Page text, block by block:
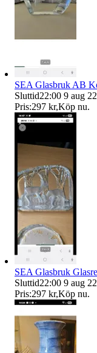
SEA Glasbruk AB
Sluttid22:00 9 aug
Pris:297 kr,Köp nu.
SEA Glasbruk
Sluttid22:00 9 aug
Pris:297 kr,Köp nu.